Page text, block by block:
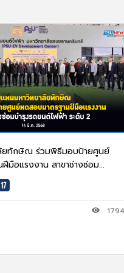
ยทักษิณ ร่วมพิธีมอบป้ายศูนย์
มือแรงงาน สาขาช่างซ่อม...